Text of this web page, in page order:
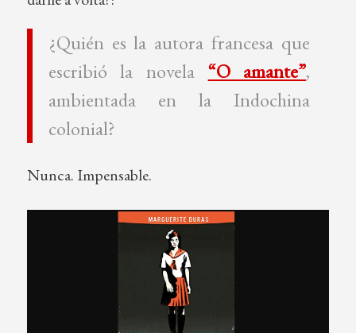
¿Quién es la autora francesa que
escribió la novela “O amante”,
ambientada en la Indochina
colonial?
Nunca. Impensable.